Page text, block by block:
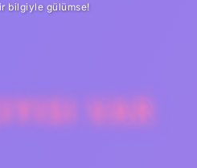
bilgiyle gülümse!
VAR